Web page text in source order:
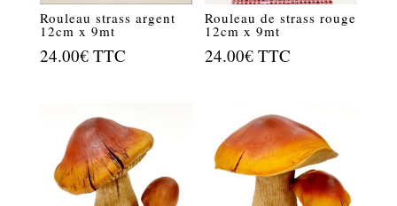
Rouleau strass argent
12cm x 9mt
24.00€ TTC
Rouleau de strass rouge
12cm x 9mt
24.00€ TTC